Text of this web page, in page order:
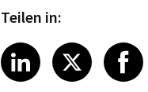
Teilen in:
Share on
LinkedIn
Share
X